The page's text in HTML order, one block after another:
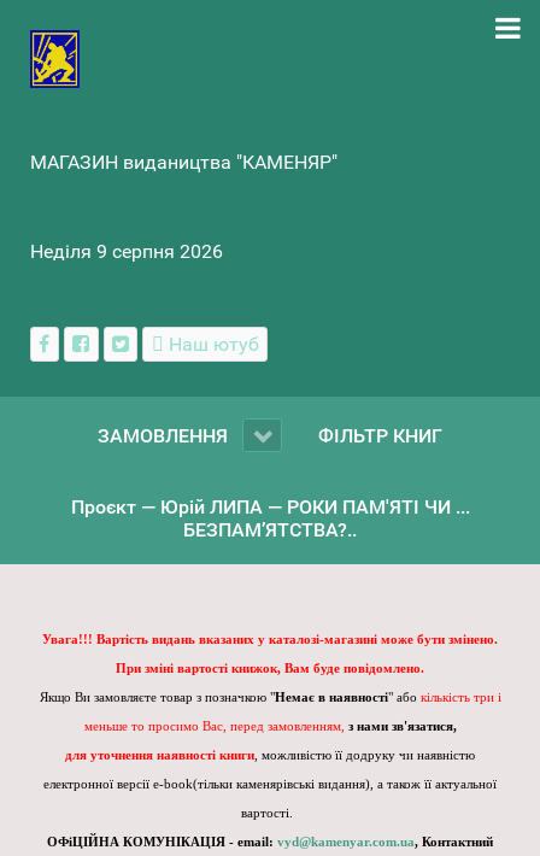
МАГАЗИН видаництва "КАМЕНЯР"
Неділя 9 серпня 2026
Наш ютуб
ЗАМОВЛЕННЯ ФІЛЬТР КНИГ
Проєкт — Юрій ЛИПА — РОКИ ПАМ'ЯТІ ЧИ ...
БЕЗПАМ’ЯТСТВА?..
Увага!!! Вартість видань вказаних у каталозі-магазині може бути змінено.
При зміні вартості книжок, Вам буде повідомлено.
Якщо Ви замовляєте товар з позначкою "Немає в наявності" або кількість три і
меньше то просимо Вас, перед замовленням, з нами зв'язатися,
для уточнення наявності книги , можливістю її додруку чи наявністю
електронної версії e-book(тільки каменярівські видання), а також її актуальної
вартості.
ОФіЦІЙНА КОМУНІКАЦІЯ - email: vyd@kamenyar.com.ua, Контактний